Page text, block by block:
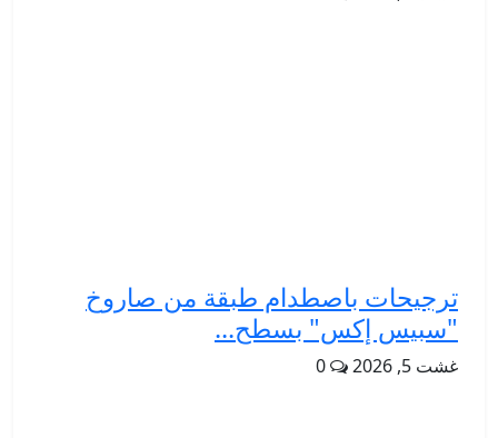
ترجيحات باصطدام طبقة من صاروخ
"سبيس إكس" بسطح...
غشت 5, 2026 0